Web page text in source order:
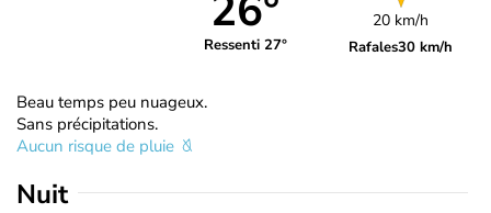
Ressenti 27°
20 km/h
Rafales30 km/h
Beau temps peu nuageux.
Sans précipitations.
Aucun risque de pluie
Nuit